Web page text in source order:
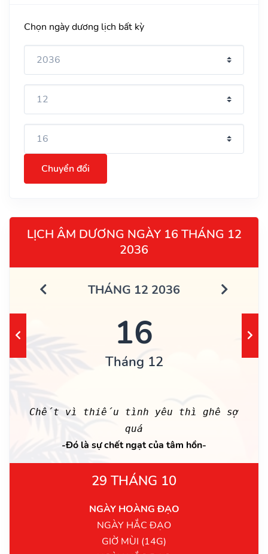
Chọn ngày dương lịch bất kỳ
Chuyển đổi
LỊCH ÂM DƯƠNG NGÀY 16 THÁNG 12
2036
THÁNG 12 2036
16
Tháng 12
Chết vì thiếu tình yêu thì ghê sợ
quá
-Đó là sự chết ngạt của tâm hồn-
29 THÁNG 10
NGÀY HOÀNG ĐẠO
NGÀY HẮC ĐẠO
GIỜ MÙI (14G)